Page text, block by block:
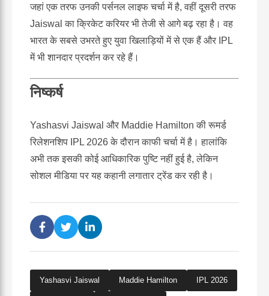
जहां एक तरफ उनकी पर्सनल लाइफ चर्चा में है, वहीं दूसरी तरफ
Jaiswal का क्रिकेट करियर भी तेजी से आगे बढ़ रहा है। वह
भारत के सबसे उभरते हुए युवा खिलाड़ियों में से एक हैं और IPL
में भी शानदार प्रदर्शन कर रहे हैं।
निष्कर्ष
Yashasvi Jaiswal और Maddie Hamilton की रूमर्ड
रिलेशनशिप IPL 2026 के दौरान काफी चर्चा में है। हालांकि
अभी तक इसकी कोई आधिकारिक पुष्टि नहीं हुई है, लेकिन
सोशल मीडिया पर यह कहानी लगातार ट्रेंड कर रही है।
Yashasvi Jaiswal Maddie Hamilton IPL 2026